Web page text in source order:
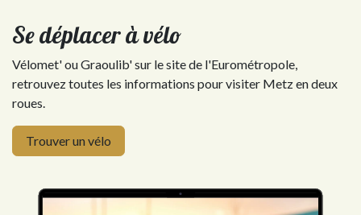
Se déplacer à vélo
Vélomet' ou Graoulib' sur le site de l'Eurométropole,
retrouvez toutes les informations pour visiter Metz en deux
roues.
Trouver un vélo